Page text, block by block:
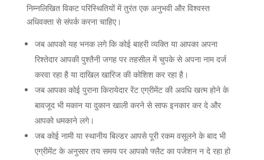
निम्नलिखित विकट परिस्थितियों में तुरंत एक अनुभवी और विश्वस्त
अधिवक्ता से संपर्क करना चाहिए।
जब आपको यह भनक लगे कि कोई बाहरी व्यक्ति या आपका अपना
रिश्तेदार आपकी पुश्तैनी जगह पर तहसील में चुपके से अपना नाम दर्ज
करवा रहा है या दाखिल खारिज की कोशिश कर रहा है।
जब आपका कोई पुराना किरायेदार रेंट एग्रीमेंट की अवधि खत्म होने के
बावजूद भी मकान या दुकान खाली करने से साफ इनकार कर दे और
आपको धमकाने लगे।
जब कोई नामी या स्थानीय बिल्डर आपसे पूरी रकम वसूलने के बाद भी
एग्रीमेंट के अनुसार तय समय पर आपको फ्लैट का पजेशन न दे रहा हो